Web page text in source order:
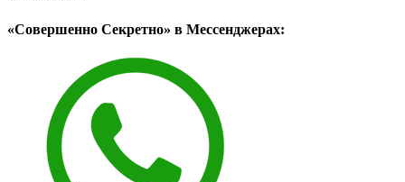
«Совершенно Секретно» в Мессенджерах: